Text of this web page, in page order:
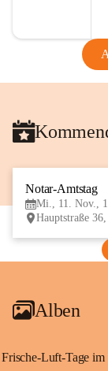
Notar-Amtstag
Mi., 11. Nov.,
Hauptstraße
Alben
Frische-Luft-Tage im